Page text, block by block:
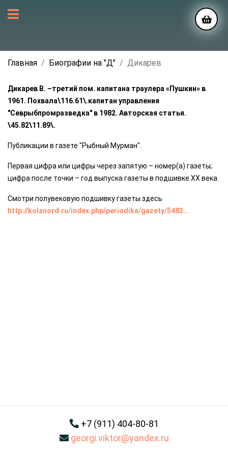
Главная Биографии на "Д" Дикарев
Дикарев В. –третий пом. капитана траулера «Пушкин» в
1961. Похвала\116.61\.капитан управления
"Севрыбпромразведка" в 1982. Авторская статья.
\45.82\11.89\.
Публикации в газете "Рыбный Мурман".
Первая цифра или цифры через запятую – номер(а) газеты;
цифра после точки – год выпуска газеты в подшивке ХХ века.
Смотри полувековую подшивку газеты здесь
http://kolanord.ru/index.php/periodika/gazety/5483...
+7 (911) 404-80-81
georgi.viktor@yandex.ru